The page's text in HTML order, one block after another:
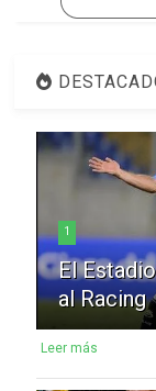
1
El
al Racing
Leer más